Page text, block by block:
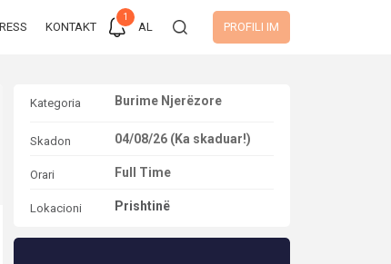
KONTAKT
1
AL PROFILI IM
Kategoria Burime Njerëzore
Skadon 04/08/26 (Ka skaduar!)
Orari Full Time
Lokacioni Prishtinë